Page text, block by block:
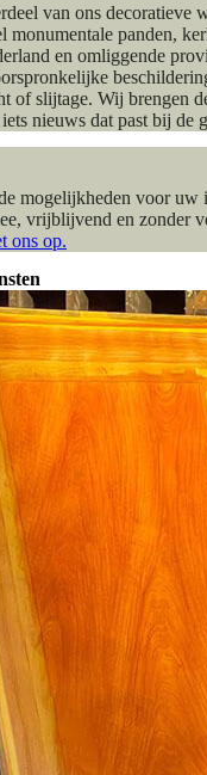
van ons decoratieve
monumentale panden,
en omliggende
of slijtage. Wij brengen
nieuws dat past bij de
mogelijkheden voor uw
vrijblijvend en zonder
ons op.